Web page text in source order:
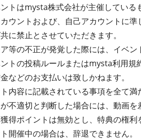
トはmysta株式会社が主催してい
ウントおよび、自己アカウントに
に禁止とさせていただきます。
等の不正が発覚した際には、イベ
トの投稿ルールまたはmysta利用
などのお支払いは致しかねます。
内容に記載されている事項を全て
不適切と判断した場合には、動画
得ポイントは無効とし、特典の権利
開催中の場合は、辞退できません。